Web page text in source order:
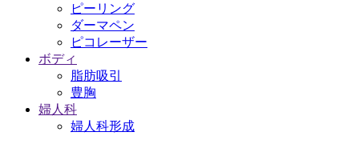
ピーリング
ダーマペン
ピコレーザー
ボディ
脂肪吸引
豊胸
婦人科
婦人科形成